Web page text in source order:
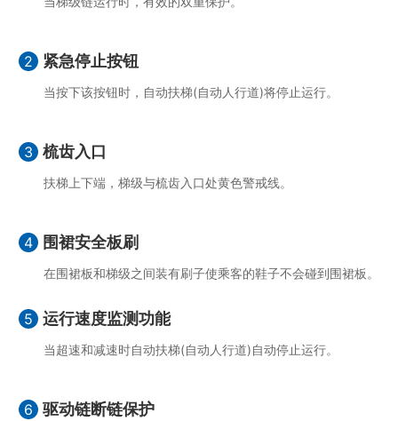
2 紧急停止按钮
当按下该按钮时，自动扶梯(自动人行道)将停止运行。
3 梳齿入口
扶梯上下端，梯级与梳齿入口处黄色警戒线。
4 围裙安全板刷
在围裙板和梯级之间装有刷子使乘客的鞋子不会碰到围裙板。
5 运行速度监测功能
当超速和减速时自动扶梯(自动人行道)自动停止运行。
6 驱动链断链保护